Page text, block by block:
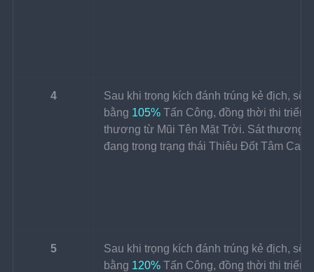
4
Sau khi trọng kích đánh trúng kẻ địch,
bằng 105% Tấn Công, đồng thời thi triển
thương từ Mũi Tên Mặt Trời. Sát thương
đang trong trạng thái Thiêu Đốt Tâm Can
5
Sau khi trọng kích đánh trúng kẻ địch,
bằng 120% Tấn Công, đồng thời thi triển